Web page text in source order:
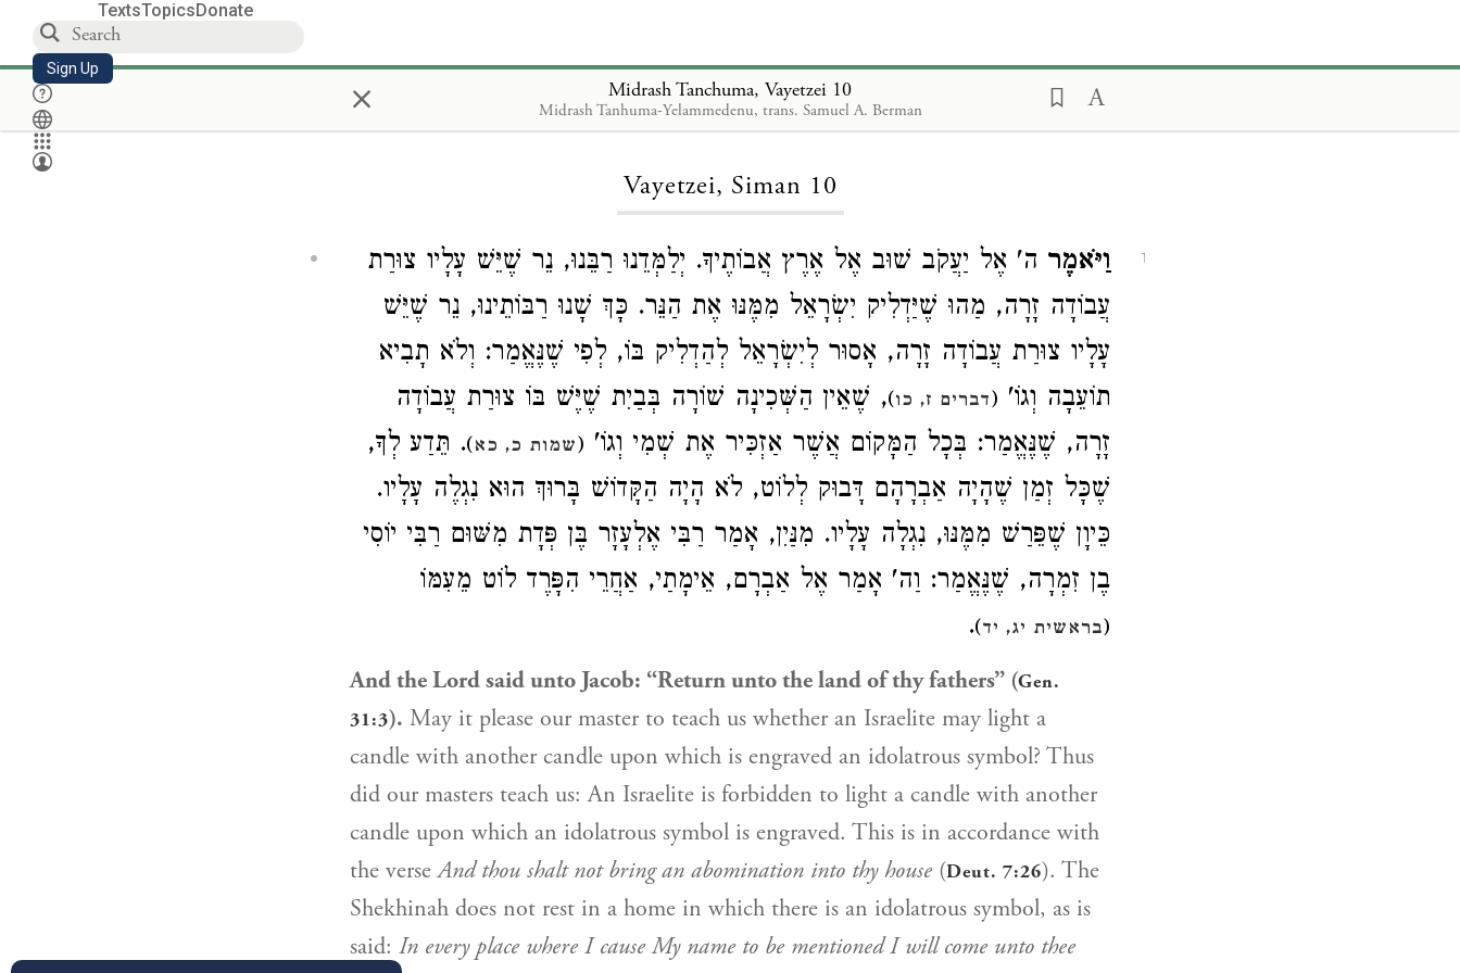
TextsTopicsDonate
Sign Up × Midrash Tanchuma, Vayetzei 10
Midrash Tanhuma-Yelammedenu, trans. Samuel A. Berman
Loading...
Vayetzei, Siman 10
1 וַיֹּאמֶר ה' אֶל יַעֲקֹב שׁוּב אֶל אֶרֶץ אֲבוֹתֶיךָ. יְלַמְּדֵנוּ רַבֵּנוּ, נֵר שֶׁיֵּשׁ עָלָיו צוּרַת
עֲבוֹדָה זָרָה, מַהוּ שֶׁיַּדְלִיק יִשְׂרָאֵל מִמֶּנּוּ אֶת הַנֵּר. כָּךְ שָׁנוּ רַבּוֹתֵינוּ, נֵר שֶׁיֵּשׁ
עָלָיו צוּרַת עֲבוֹדָה זָרָה, אָסוּר לְיִשְׂרָאֵל לְהַדְלִיק בּוֹ, לְפִי שֶׁנֶּאֱמַר: וְלֹא תָבִיא
תוֹעֵבָה וְגוֹ' (דברים ז, כו), שֶׁאֵין הַשְּׁכִינָה שׁוֹרָה בְּבַיִת שֶׁיֶּשׁ בּוֹ צוּרַת עֲבוֹדָה
זָרָה, שֶׁנֶּאֱמַר: בְּכָל הַמָּקוֹם אֲשֶׁר אַזְכִּיר אֶת שְׁמִי וְגוֹ' (שמות כ, כא). תֵּדַע לְךָ,
שֶׁכָּל זְמַן שֶׁהָיָה אַבְרָהָם דָּבוּק לְלוֹט, לֹא הָיָה הַקָּדוֹשׁ בָּרוּךְ הוּא נִגְלֶה עָלָיו.
כֵּיוָן שֶׁפֵּרַשׁ מִמֶּנּוּ, נִגְלָה עָלָיו. מִנַּיִן, אָמַר רַבִּי אֶלְעָזָר בֶּן פְּדָת מִשּׁוּם רַבִּי יוֹסִי
בֶן זִמְרָה, שֶׁנֶּאֱמַר: וַה' אָמַר אֶל אַבְרָם, אֵימָתַי, אַחֲרֵי הִפָּרֶד לוֹט מֵעִמּוֹ
(בראשית יג, יד)
.
And the Lord said unto Jacob: “Return unto the land of thy fathers” (Gen.
31:3). May it please our master to teach us whether an Israelite may light a
candle with another candle upon which is engraved an idolatrous symbol? Thus
did our masters teach us: An Israelite is forbidden to light a candle with another
candle upon which an idolatrous symbol is engraved. This is in accordance with
the verseAnd thou shalt not bring an abomination into thy house(Deut. 7:26). The
Shekhinah does not rest in a home in which there is an idolatrous symbol, as is
said: In every place where I cause My name to be mentioned I will come unto thee